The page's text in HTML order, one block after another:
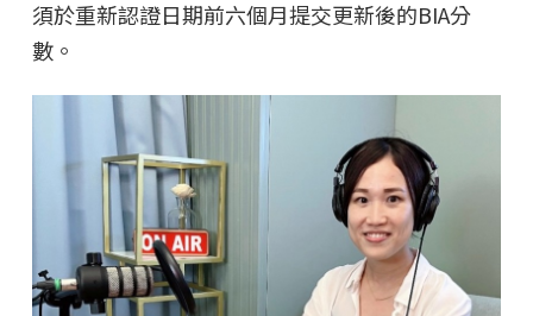
須於重新認證日期前六個月提交更新後的BIA分
數。